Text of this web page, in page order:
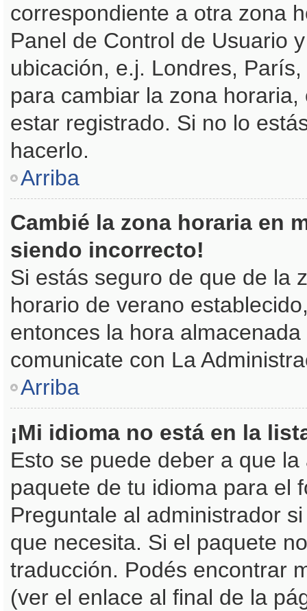
correspondiente a otra zona
Panel de Control de Usuario
ubicación, e.j. Londres,
para cambiar la zona
estar registrado. Si no lo
hacerlo.
Arriba
Cambié la zona horaria en
siendo incorrecto!
Si estás seguro de que de la
horario de verano
entonces la hora
comunicate con La
Arriba
¡Mi idioma no está en la
Esto se puede deber a que
paquete de tu idioma para el
Preguntale al administrador
que necesita. Si el paquete
traducción. Podés encontrar
(ver el enlace al final de la